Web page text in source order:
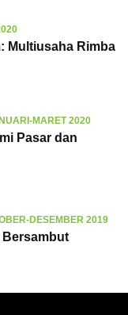
Multiusaha Rimba
MARET 2020
Pasar dan
DESEMBER 2019